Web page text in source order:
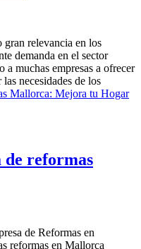
relevancia en los
demanda en el sector
muchas empresas a ofrecer
necesidades de los
Mallorca: Mejora tu Hogar
de reformas
de Reformas en
reformas en Mallorca